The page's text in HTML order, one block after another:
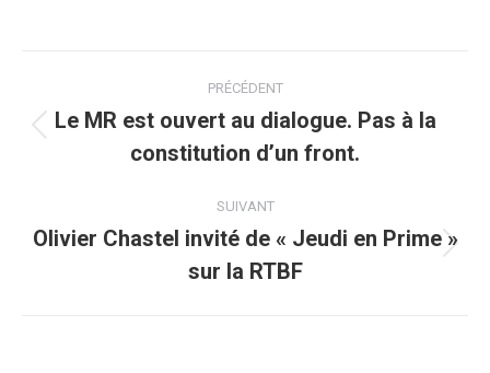
article
PRÉCÉDENT
précédent
Le MR est ouvert au dialogue. Pas à la
constitution d’un front.
SUIVANT
suivant
Olivier Chastel invité de « Jeudi en Prime »
sur la RTBF